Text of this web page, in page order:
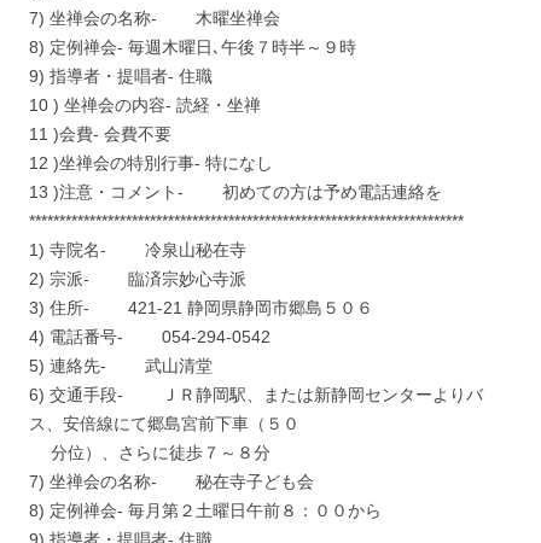
7) 坐禅会の名称- 木曜坐禅会
8) 定例禅会- 毎週木曜日､午後７時半～９時
9) 指導者・提唱者- 住職
10 ) 坐禅会の内容- 読経・坐禅
11 )会費- 会費不要
12 )坐禅会の特別行事- 特になし
13 )注意・コメント- 初めての方は予め電話連絡を
************************************************************************
1) 寺院名- 冷泉山秘在寺
2) 宗派- 臨済宗妙心寺派
3) 住所- 421-21 静岡県静岡市郷島５０６
4) 電話番号- 054-294-0542
5) 連絡先- 武山清堂
6) 交通手段- ＪＲ静岡駅、または新静岡センターよりバ
ス、安倍線にて郷島宮前下車（５０
分位）、さらに徒歩７～８分
7) 坐禅会の名称- 秘在寺子ども会
8) 定例禅会- 毎月第２土曜日午前８：００から